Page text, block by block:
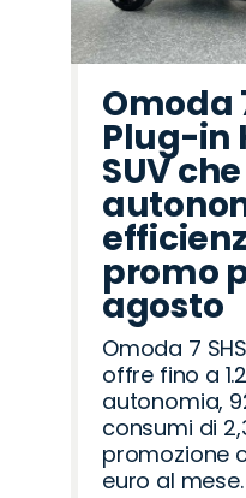
Omoda
Plug-in
SUV
promo
agosto
Omoda 7
offre fino a
autonomia,
consumi di
promozione
euro al mese.